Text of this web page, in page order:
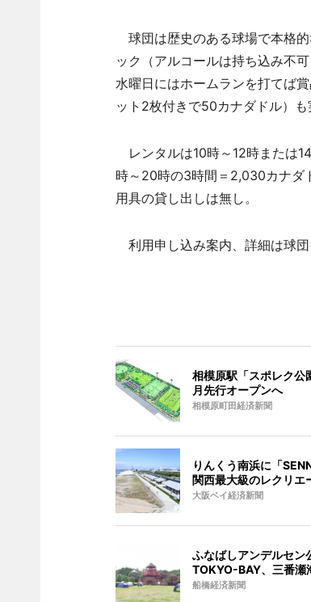
球団は歴史のある球場で本格
ック（アルコールは持ち込み不
水曜日にはホームランを打てば
ット2枚付きで50カナダドル）も
レンタルは10時～12時または
時～20時の3時間＝2,030カナダ
用具の貸し出しは無し。
利用申し込み案内、詳細は球団
相模原駅「スポレク公
月先行オープンへ
相模原町田経済新聞
りんくう南浜に「
関西最大級のレクリエ
大阪ベイ経済新聞
ふなばしアンデルセン
TOKYO-BAY、三番瀬
船橋経済新聞